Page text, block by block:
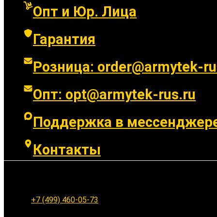
Опт и Юр. Лица
Гарантия
Розница: order@armytek-
Опт: opt@armytek-rus.ru
Поддержка в
Контакты
+7 (499) 460-05-73